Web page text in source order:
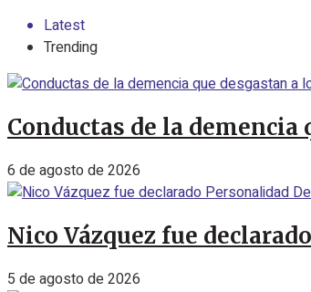
Latest
Trending
Conductas de la demencia
6 de agosto de 2026
Nico Vázquez fue
5 de agosto de 2026